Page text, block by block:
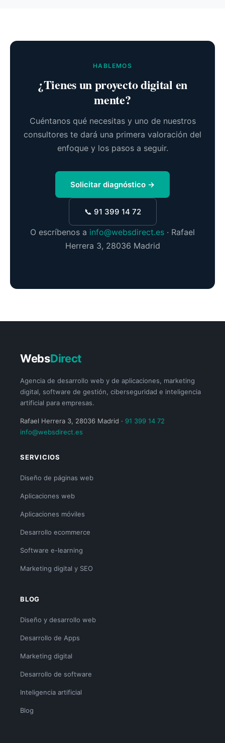
HABLEMOS
¿Tienes un proyecto digital en
mente?
Cuéntanos qué necesitas y uno de nuestros
consultores te dará una primera valoración del
enfoque y los pasos a seguir.
Solicitar diagnóstico →
📞 91 399 14 72
O escríbenos a info@websdirect.es · Rafael
Herrera 3, 28036 Madrid
WebsDirect
Agencia de desarrollo web y de aplicaciones, marketing
digital, software de gestión, ciberseguridad e inteligencia
artificial para empresas.
Rafael Herrera 3, 28036 Madrid · 91 399 14 72
info@websdirect.es
SERVICIOS
Diseño de páginas web
Aplicaciones web
Aplicaciones móviles
Desarrollo ecommerce
Software e-learning
Marketing digital y SEO
BLOG
Diseño y desarrollo web
Desarrollo de Apps
Marketing digital
Desarrollo de software
Inteligencia artificial
Blog